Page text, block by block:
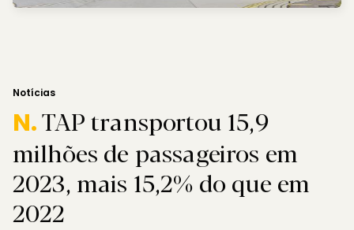
Notícias
N.TAP transportou 15,9
milhões de passageiros em
2023, mais 15,2% do que em
2022